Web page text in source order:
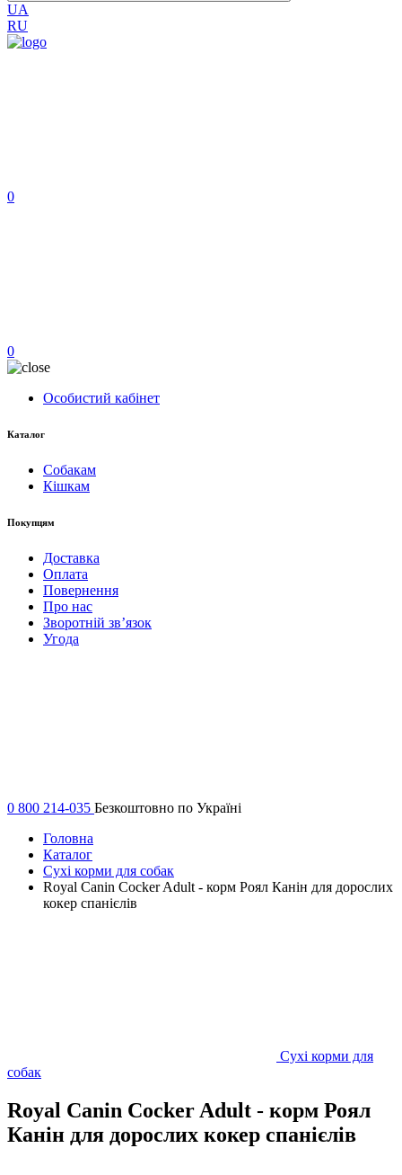
UA
RU
0
0
Особистий кабінет
Каталог
Собакам
Кішкам
Покупцям
Доставка
Оплата
Повернення
Про нас
Зворотній зв’язок
Угода
0 800 214-035 Безкоштовно по Україні
Головна
Каталог
Сухі корми для собак
Royal Canin Cocker Adult - корм Роял Канін для дорослих
кокер спанієлів
Сухі корми для
собак
Royal Canin Cocker Adult - корм Роял
Канін для дорослих кокер спанієлів